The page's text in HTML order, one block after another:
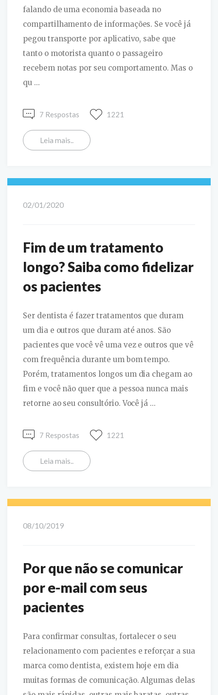
falando de uma economia baseada no
compartilhamento de informações. Se você já
pegou transporte por aplicativo, sabe que
tanto o motorista quanto o passageiro
recebem notas por seu comportamento. Mas o
qu ...
7 Respostas 1221
Leia mais..
02/01/2020
Fim de um tratamento
longo? Saiba como fidelizar
os pacientes
Ser dentista é fazer tratamentos que duram
um dia e outros que duram até anos. São
pacientes que você vê uma vez e outros que vê
com frequência durante um bom tempo.
Porém, tratamentos longos um dia chegam ao
fim e você não quer que a pessoa nunca mais
retorne ao seu consultório. Você já ...
7 Respostas 1221
Leia mais..
08/10/2019
Por que não se comunicar
por e-mail com seus
pacientes
Para confirmar consultas, fortalecer o seu
relacionamento com pacientes e reforçar a sua
marca como dentista, existem hoje em dia
muitas formas de comunicação. Algumas delas